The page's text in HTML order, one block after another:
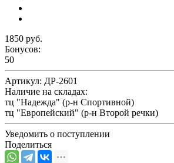
1850 руб.
Бонусов:
50
Артикул: ДР-2601
Наличие на складах:
тц "Надежда" (р-н Спортивной)
тц "Европейский" (р-н Второй речки)
Уведомить о поступлении
Поделиться